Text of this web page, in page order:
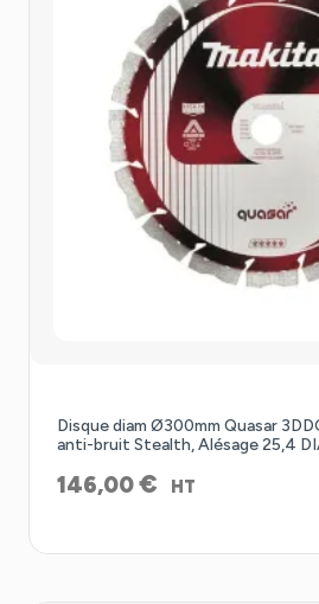
Disque diam Ø300mm Quasar
anti-bruit Stealth, Alésage 25,4
146,00€ HT